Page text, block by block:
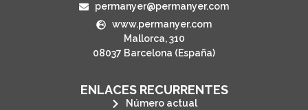
permanyer@permanyer.com
www.permanyer.com
Mallorca, 310
08037 Barcelona (España)
ENLACES RECURRENTES
Número actual